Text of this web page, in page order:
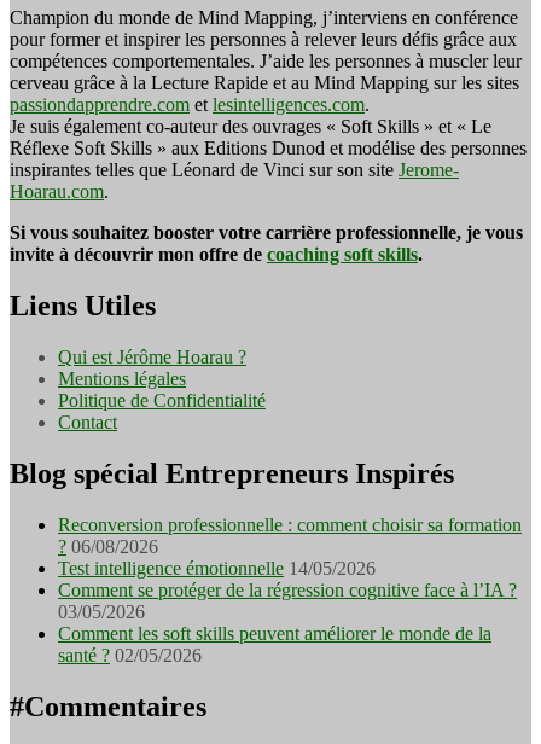
Champion du monde de Mind Mapping, j’interviens en conférence
pour former et inspirer les personnes à relever leurs défis grâce aux
compétences comportementales. J’aide les personnes à muscler leur
cerveau grâce à la Lecture Rapide et au Mind Mapping sur les sites
passiondapprendre.com et lesintelligences.com.
Je suis également co-auteur des ouvrages « Soft Skills » et « Le
Réflexe Soft Skills » aux Editions Dunod et modélise des personnes
inspirantes telles que Léonard de Vinci sur son site Jerome-
Hoarau.com.
Si vous souhaitez booster votre carrière professionnelle, je vous
invite à découvrir mon offre de coaching soft skills.
Liens Utiles
Qui est Jérôme Hoarau ?
Mentions légales
Politique de Confidentialité
Contact
Blog spécial Entrepreneurs Inspirés
Reconversion professionnelle : comment choisir sa formation
? 06/08/2026
Test intelligence émotionnelle 14/05/2026
Comment se protéger de la régression cognitive face à l’IA ?
03/05/2026
Comment les soft skills peuvent améliorer le monde de la
santé ? 02/05/2026
#Commentaires